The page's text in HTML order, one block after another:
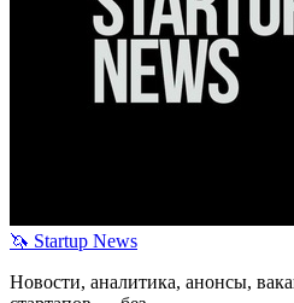
🦄 Startup News
Новости, аналитика, анонсы,